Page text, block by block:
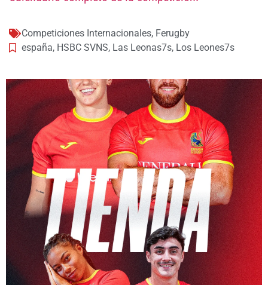
Competiciones Internacionales, Ferugby
españa, HSBC SVNS, Las Leonas7s, Los Leones7s